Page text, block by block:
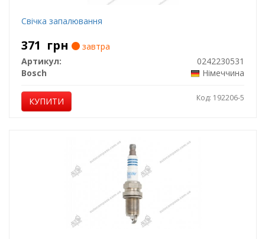
Свічка запалювання
371 грн
завтра
Артикул:
0242230531
Bosch
Німеччина
КУПИТИ Код: 192206-5